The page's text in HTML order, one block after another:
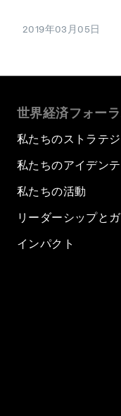
2019年03月05日
世界経済フォー
私たちのストラテ
私たちのアイデン
私たちの活動
リーダーシップと
インパクト